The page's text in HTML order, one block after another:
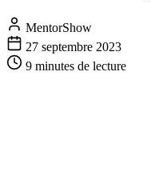
MentorShow
27 septembre 2023
9 minutes de lecture